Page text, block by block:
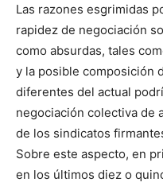
Las razones esgrimidas
rapidez de negociación
como absurdas, tales
y la posible composición
diferentes del actual
negociación colectiva de
de los sindicatos
Sobre este aspecto, en
en los últimos diez o